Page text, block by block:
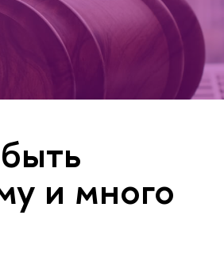
и много